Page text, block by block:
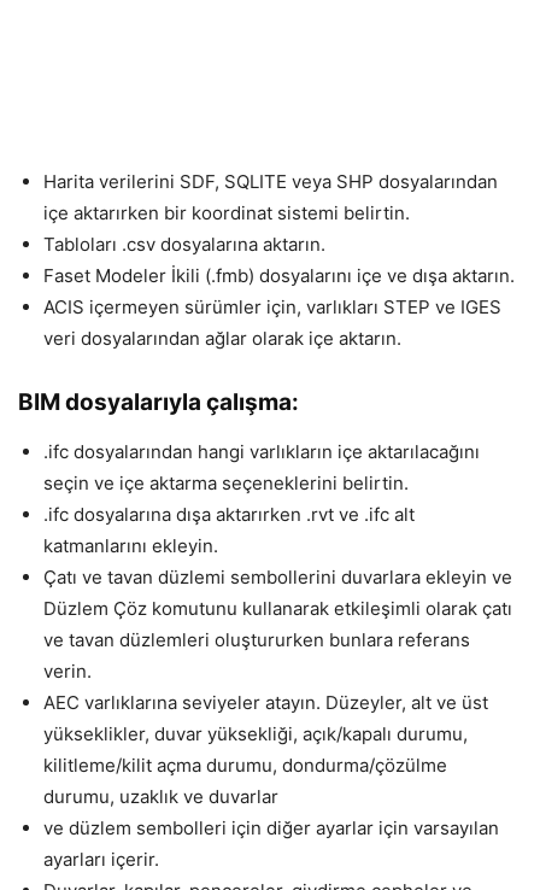
Harita verilerini SDF, SQLITE veya SHP dosyalarından
içe aktarırken bir koordinat sistemi belirtin.
Tabloları .csv dosyalarına aktarın.
Faset Modeler İkili (.fmb) dosyalarını içe ve dışa aktarın.
ACIS içermeyen sürümler için, varlıkları STEP ve IGES
veri dosyalarından ağlar olarak içe aktarın.
BIM dosyalarıyla çalışma:
.ifc dosyalarından hangi varlıkların içe aktarılacağını
seçin ve içe aktarma seçeneklerini belirtin.
.ifc dosyalarına dışa aktarırken .rvt ve .ifc alt
katmanlarını ekleyin.
Çatı ve tavan düzlemi sembollerini duvarlara ekleyin ve
Düzlem Çöz komutunu kullanarak etkileşimli olarak çatı
ve tavan düzlemleri oluştururken bunlara referans
verin.
AEC varlıklarına seviyeler atayın. Düzeyler, alt ve üst
yükseklikler, duvar yüksekliği, açık/kapalı durumu,
kilitleme/kilit açma durumu, dondurma/çözülme
durumu, uzaklık ve duvarlar
ve düzlem sembolleri için diğer ayarlar için varsayılan
ayarları içerir.